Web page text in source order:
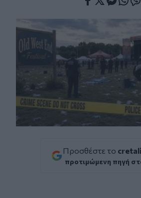
Προσθέστε το
προτιμώμενη πηγή